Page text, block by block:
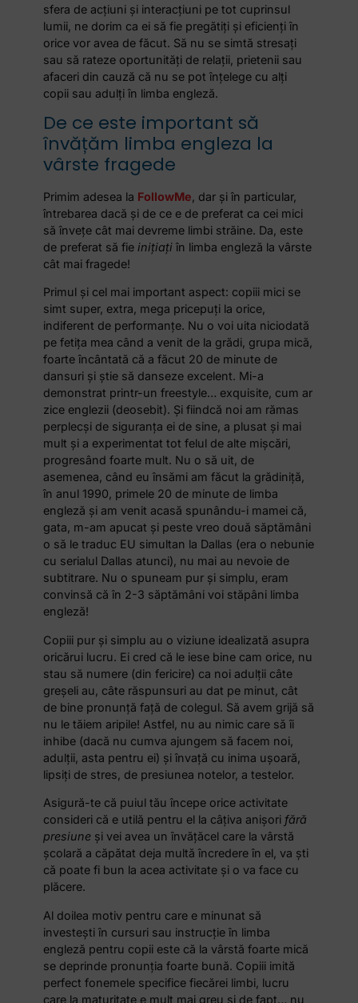
sfera de acţiuni şi interacţiuni pe tot cuprinsul
lumii, ne dorim ca ei să fie pregătiţi şi eficienţi în
orice vor avea de făcut. Să nu se simtă stresaţi
sau să rateze oportunităţi de relaţii, prietenii sau
afaceri din cauză că nu se pot înţelege cu alţi
copii sau adulţi în limba engleză.
De ce este important să
învățăm limba engleza la
vârste fragede
Primim adesea la FollowMe, dar şi în particular,
întrebarea dacă şi de ce e de preferat ca cei mici
să înveţe cât mai devreme limbi străine. Da, este
de preferat să fie iniţiaţiîn limba engleză la vârste
cât mai fragede!
Primul şi cel mai important aspect: copiii mici se
simt super, extra, mega pricepuţi la orice,
indiferent de performanţe. Nu o voi uita niciodată
pe fetiţa mea când a venit de la grădi, grupa mică,
foarte încântată că a făcut 20 de minute de
dansuri şi ştie să danseze excelent. Mi-a
demonstrat printr-un freestyle… exquisite, cum ar
zice englezii (deosebit). Şi fiindcă noi am rămas
perplecşi de siguranţa ei de sine, a plusat şi mai
mult şi a experimentat tot felul de alte mişcări,
progresând foarte mult. Nu o să uit, de
asemenea, când eu însămi am făcut la grădiniţă,
în anul 1990, primele 20 de minute de limba
engleză şi am venit acasă spunându-i mamei că,
gata, m-am apucat şi peste vreo două săptămâni
o să le traduc EU simultan la Dallas (era o nebunie
cu serialul Dallas atunci), nu mai au nevoie de
subtitrare. Nu o spuneam pur şi simplu, eram
convinsă că în 2-3 săptămâni voi stăpâni limba
engleză!
Copiii pur şi simplu au o viziune idealizată asupra
oricărui lucru. Ei cred că le iese bine cam orice, nu
stau să numere (din fericire) ca noi adulţii câte
greşeli au, câte răspunsuri au dat pe minut, cât
de bine pronunţă faţă de colegul. Să avem grijă să
nu le tăiem aripile! Astfel, nu au nimic care să îi
inhibe (dacă nu cumva ajungem să facem noi,
adulţii, asta pentru ei) şi învaţă cu inima uşoară,
lipsiţi de stres, de presiunea notelor, a testelor.
Asigură-te că puiul tău începe orice activitate
consideri că e utilă pentru el la câţiva anişori fără
presiune şi vei avea un învăţăcel care la vârstă
şcolară a căpătat deja multă încredere în el, va şti
că poate fi bun la acea activitate şi o va face cu
plăcere.
Al doilea motiv pentru care e minunat să
investeşti în cursuri sau instrucţie în limba
engleză pentru copii este că la vârstă foarte mică
se deprinde pronunţia foarte bună. Copiii imită
perfect fonemele specifice fiecărei limbi, lucru
care la maturitate e mult mai greu şi de fapt… nu